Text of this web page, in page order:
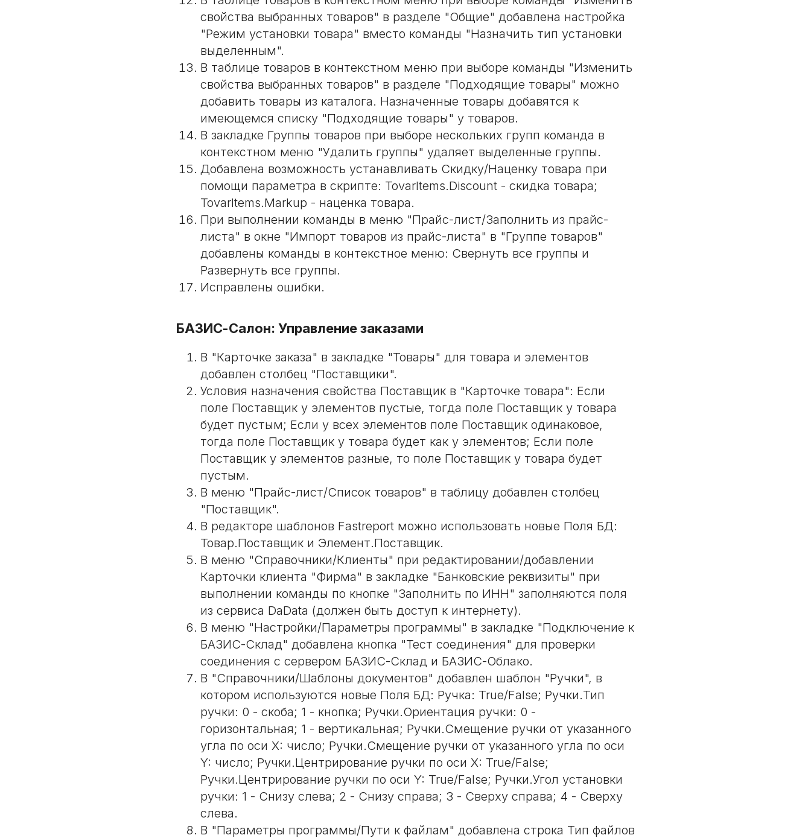
свойства выбранных товаров" в разделе "Общие" добавлена настройка
"Режим установки товара" вместо команды "Назначить тип установки
выделенным".
В таблице товаров в контекстном меню при выборе команды "Изменить
свойства выбранных товаров" в разделе "Подходящие товары" можно
добавить товары из каталога. Назначенные товары добавятся к
имеющемся списку "Подходящие товары" у товаров.
В закладке Группы товаров при выборе нескольких групп команда в
контекстном меню "Удалить группы" удаляет выделенные группы.
Добавлена возможность устанавливать Скидку/Наценку товара при
помощи параметра в скрипте: TovarItems.Discount - скидка товара;
TovarItems.Markup - наценка товара.
При выполнении команды в меню "Прайс-лист/Заполнить из прайс-
листа" в окне "Импорт товаров из прайс-листа" в "Группе товаров"
добавлены команды в контекстное меню: Свернуть все группы и
Развернуть все группы.
Исправлены ошибки.
БАЗИС-Салон: Управление заказами
В "Карточке заказа" в закладке "Товары" для товара и элементов
добавлен столбец "Поставщики".
Условия назначения свойства Поставщик в "Карточке товара": Если
поле Поставщик у элементов пустые, тогда поле Поставщик у товара
будет пустым; Если у всех элементов поле Поставщик одинаковое,
тогда поле Поставщик у товара будет как у элементов; Если поле
Поставщик у элементов разные, то поле Поставщик у товара будет
пустым.
В меню "Прайс-лист/Список товаров" в таблицу добавлен столбец
"Поставщик".
В редакторе шаблонов Fastreport можно использовать новые Поля БД:
Товар.Поставщик и Элемент.Поставщик.
В меню "Справочники/Клиенты" при редактировании/добавлении
Карточки клиента "Фирма" в закладке "Банковские реквизиты" при
выполнении команды по кнопке "Заполнить по ИНН" заполняются поля
из сервиса DaData (должен быть доступ к интернету).
В меню "Настройки/Параметры программы" в закладке "Подключение к
БАЗИС-Склад" добавлена кнопка "Тест соединения" для проверки
соединения с сервером БАЗИС-Склад и БАЗИС-Облако.
В "Справочники/Шаблоны документов" добавлен шаблон "Ручки", в
котором используются новые Поля БД: Ручка: True/False; Ручки.Тип
ручки: 0 - скоба; 1 - кнопка; Ручки.Ориентация ручки: 0 -
горизонтальная; 1 - вертикальная; Ручки.Смещение ручки от указанного
угла по оси X: число; Ручки.Смещение ручки от указанного угла по оси
Y: число; Ручки.Центрирование ручки по оси X: True/False;
Ручки.Центрирование ручки по оси Y: True/False; Ручки.Угол установки
ручки: 1 - Снизу слева; 2 - Снизу справа; 3 - Сверху справа; 4 - Сверху
слева.
В "Параметры программы/Пути к файлам" добавлена строка Тип файлов